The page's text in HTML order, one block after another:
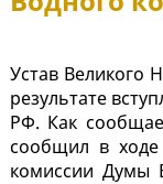
Устав Великого
результате
РФ. Как
сообщил в ходе
комиссии Думы